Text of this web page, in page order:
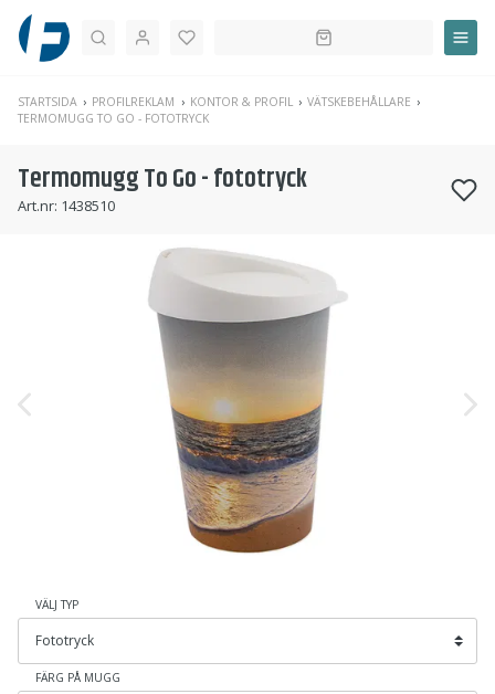
Sök
STARTSIDA PROFILREKLAM KONTOR & PROFIL
VÄTSKEBEHÅLLARE
TERMOMUGG TO GO - FOTOTRYCK
Termomugg To Go - fototryck
Art.nr: 1438510
VÄLJ TYP
FÄRG PÅ MUGG